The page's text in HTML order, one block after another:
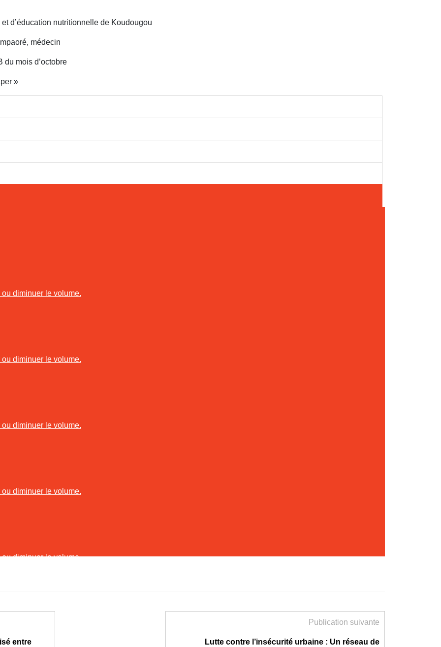
d’éducation nutritionnelle de Koudougou
médecin
du mois d’octobre
»
diminuer le volume.
diminuer le volume.
diminuer le volume.
diminuer le volume.
diminuer le volume.
entre
Publication suivante
Lutte contre l’insécurité urbaine : Un réseau de